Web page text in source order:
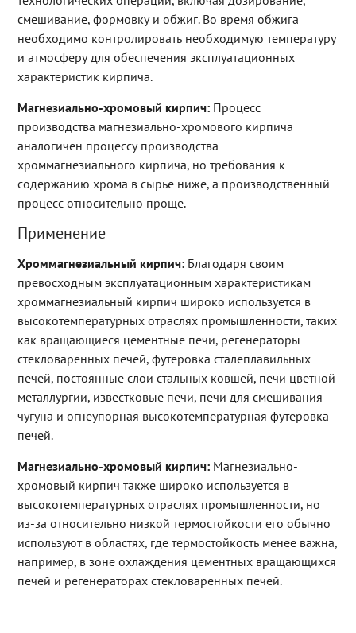
смешивание, формовку и обжиг. Во время обжига
необходимо контролировать необходимую температуру
и атмосферу для обеспечения эксплуатационных
характеристик кирпича.
Магнезиально-хромовый кирпич:Процесс
производства магнезиально-хромового кирпича
аналогичен процессу производства
хроммагнезиального кирпича, но требования к
содержанию хрома в сырье ниже, а производственный
процесс относительно проще.
Применение
Хроммагнезиальный кирпич:Благодаря своим
превосходным эксплуатационным характеристикам
хроммагнезиальный кирпич широко используется в
высокотемпературных отраслях промышленности, таких
как вращающиеся цементные печи, регенераторы
стекловаренных печей, футеровка сталеплавильных
печей, постоянные слои стальных ковшей, печи цветной
металлургии, известковые печи, печи для смешивания
чугуна и огнеупорная высокотемпературная футеровка
печей.
Магнезиально-хромовый кирпич:Магнезиально-
хромовый кирпич также широко используется в
высокотемпературных отраслях промышленности, но
из-за относительно низкой термостойкости его обычно
используют в областях, где термостойкость менее важна,
например, в зоне охлаждения цементных вращающихся
печей и регенераторах стекловаренных печей.